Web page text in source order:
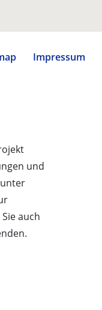
Impressum
und
auch